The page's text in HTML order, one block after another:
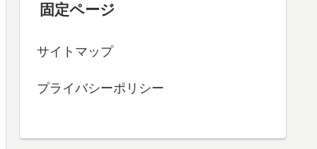
固定ページ
サイトマップ
プライバシーポリシー